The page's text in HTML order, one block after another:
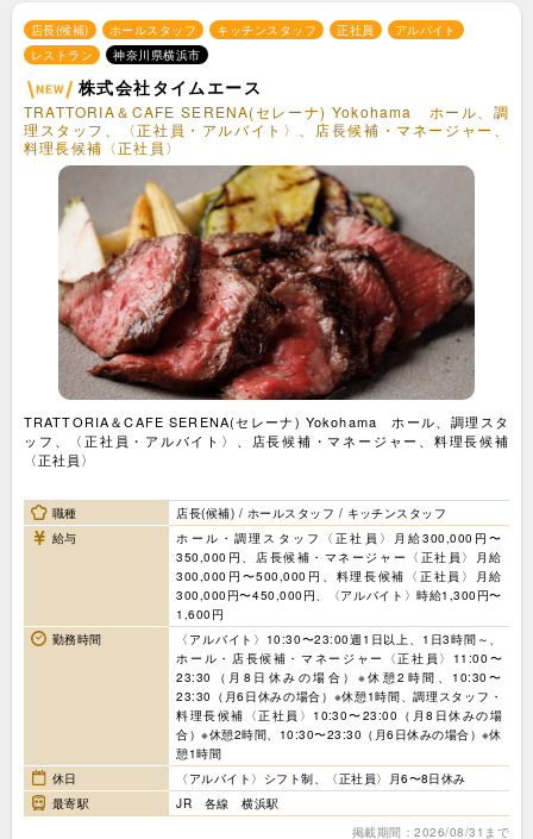
店長(候補) ホールスタッフ キッチンスタッフ 正社員
アルバイト
レストラン
神奈川県横浜市
株式会社タイムエース
TRATTORIA＆CAFE SERENA(セレーナ) Yokohama ホール、調
理スタッフ、〈正社員・アルバイト〉、店長候補・マネージャー、
料理長候補〈正社員〉
TRATTORIA＆CAFE SERENA(セレーナ) Yokohama ホール、調理スタ
ッフ、〈正社員・アルバイト〉、店長候補・マネージャー、料理長候補
〈正社員〉
職種
店長(候補) / ホールスタッフ / キッチンスタッフ
給与
ホール・調理スタッフ〈正社員〉月給300,000円〜
350,000円、店長候補・マネージャー〈正社員〉月給
300,000円〜500,000円、料理長候補〈正社員〉月給
300,000円〜450,000円、〈アルバイト〉時給1,300円〜
1,600円
勤務時間
〈アルバイト〉10:30〜23:00週1日以上、1日3時間～、
ホール・店長候補・マネージャー〈正社員〉11:00〜
23:30（月8日休みの場合）※休憩2時間、10:30〜
23:30（月6日休みの場合）※休憩1時間、調理スタッフ・
料理長候補〈正社員〉10:30〜23:00（月8日休みの場
合）※休憩2時間、10:30〜23:30（月6日休みの場合）※休
憩1時間
休日
〈アルバイト〉シフト制、〈正社員〉月6〜8日休み
最寄駅
JR 各線 横浜駅
掲載期間：2026/08/31まで